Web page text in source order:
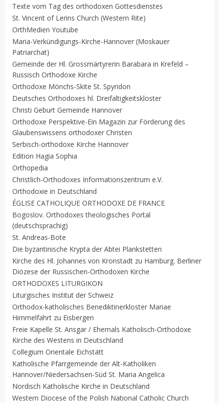
Texte vom Tag des orthodoxen Gottesdienstes
St. Vincent of Lerins Church (Western Rite)
OrthMedien Youtube
Maria-Verkündigungs-Kirche-Hannover (Moskauer
Patriarchat)
Gemeinde der Hl. Grossmärtyrerin Barabara in Krefeld –
Russisch Orthodoxe Kirche
Orthodoxe Mönchs-Skite St. Spyridon
Deutsches Orthodoxes hl. Dreifaltigkeitskloster
Christi Geburt Gemeinde Hannover
Orthodoxe Perspektive-Ein Magazin zur Förderung des
Glaubenswissens orthodoxer Christen
Serbisch-orthodoxe Kirche Hannover
Edition Hagia Sophia
Orthopedia
Christlich-Orthodoxes Informationszentrum e.V.
Orthodoxie in Deutschland
ÉGLISE CATHOLIQUE ORTHODOXE DE FRANCE
Bogoslov. Orthodoxes theologisches Portal
(deutschsprachig)
St. Andreas-Bote
Die byzantinische Krypta der Abtei Plankstetten
Kirche des Hl. Johannes von Kronstadt zu Hamburg. Berliner
Diözese der Russischen-Orthodoxen Kirche
ORTHODOXES LITURGIKON
Liturgisches Institut der Schweiz
Orthodox-katholisches Benediktinerkloster Mariae
Himmelfahrt zu Eisbergen
Freie Kapelle St. Ansgar / Ehemals Katholisch-Orthodoxe
Kirche des Westens in Deutschland
Collegium Orientale Eichstätt
Katholische Pfarrgemeinde der Alt-Katholiken
Hannover/Niedersachsen-Süd St. Maria Angelica
Nordisch Katholische Kirche in Deutschland
Western Diocese of the Polish National Catholic Church